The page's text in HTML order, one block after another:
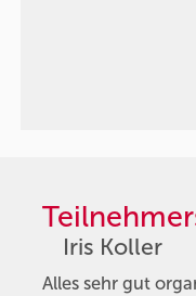
Iris Koller
Alles sehr gut